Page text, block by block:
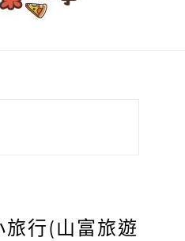
旅行(山富旅遊